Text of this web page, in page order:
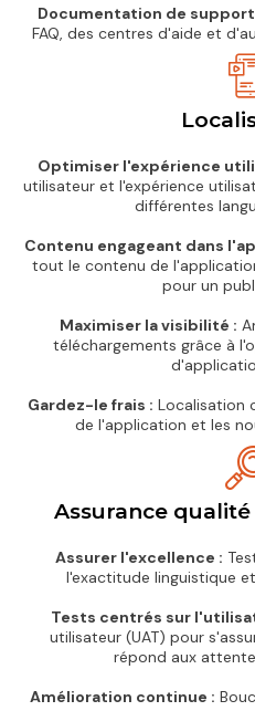
Documentation de
FAQ, des centres d'aide et
Optimiser l'expérience
utilisateur et l'expérience
différentes
Contenu engageant dans
tout le contenu de
pour un
Maximiser la visibilité :
téléchargements grâce à
Gardez-le frais : Localisation
de l'application et les
Assurance
Assurer l'excellence :
l'exactitude linguistique
Tests centrés sur
utilisateur (UAT) pour
répond aux
Amélioration continue :